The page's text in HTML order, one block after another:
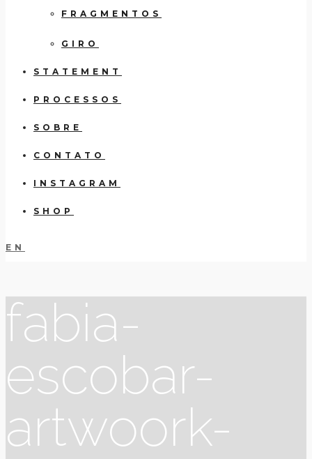
FRAGMENTOS
GIRO
STATEMENT
PROCESSOS
SOBRE
CONTATO
INSTAGRAM
SHOP
EN
fabia-
escobar-
artwoork-